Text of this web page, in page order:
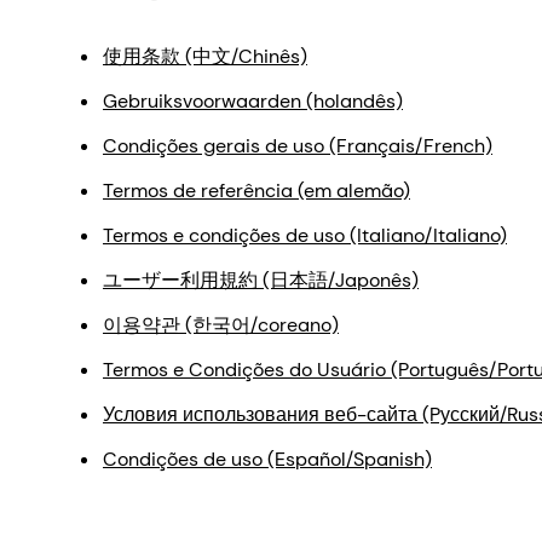
使用条款 (中文/Chinês)
Gebruiksvoorwaarden (holandês)
Condições gerais de uso (Français/French)
Termos de referência (em alemão)
Termos e condições de uso (Italiano/Italiano)
ユーザー利用規約 (日本語/Japonês)
이용약관 (한국어/coreano)
Termos e Condições do Usuário (Português/
Условия использования веб-сайта (Pусский/
Condições de uso (Español/Spanish)